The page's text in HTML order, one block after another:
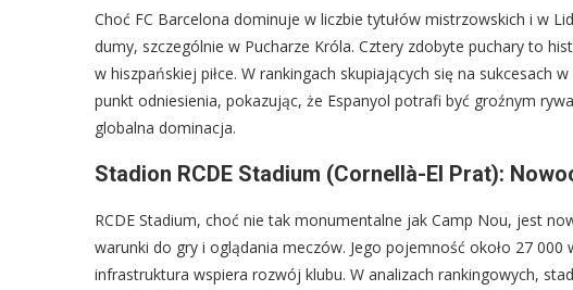
Choć FC Barcelona dominuje w liczbie tytułów mistrzowskich i w
dumy, szczególnie w Pucharze Króla. Cztery zdobyte puchary to
w hiszpańskiej piłce. W rankingach skupiających się na
punkt odniesienia, pokazując, że Espanyol potrafi być groźnym
globalna dominacja.
Stadion RCDE Stadium (Cornellà-El Prat):
RCDE Stadium, choć nie tak monumentalne jak Camp Nou, jest
warunki do gry i oglądania meczów. Jego pojemność około 27
infrastruktura wspiera rozwój klubu. W analizach rankingowych,